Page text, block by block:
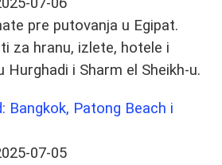
pre putovanja u Egipat.
za hranu, izlete, hotele i
Hurghadi i Sharm el Sheikh-u.
Bangkok, Patong Beach i
07-05